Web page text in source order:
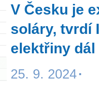
V Česku je
soláry, tvrdí
elektřiny
25. 9. 2024